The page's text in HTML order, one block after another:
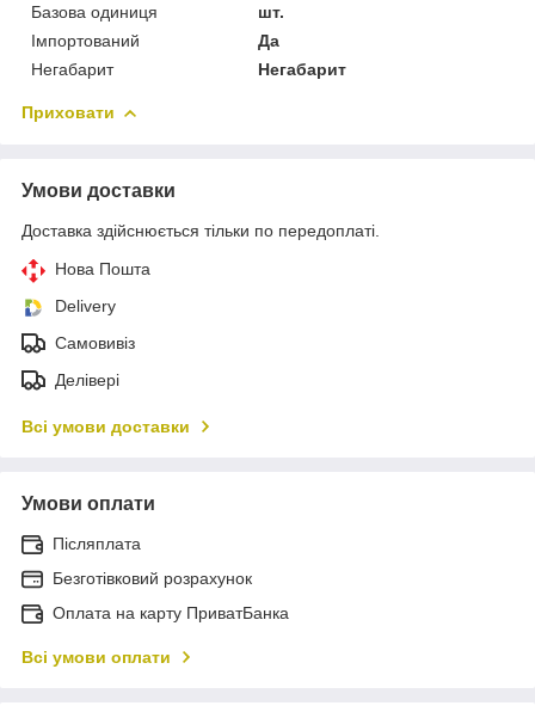
Базова одиниця
шт.
Імпортований
Да
Негабарит
Негабарит
Приховати
Умови доставки
Доставка здійснюється тільки по передоплаті.
Нова Пошта
Delivery
Самовивіз
Делівері
Всі умови доставки
Умови оплати
Післяплата
Безготівковий розрахунок
Оплата на карту ПриватБанка
Всі умови оплати